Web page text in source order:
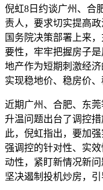
倪虹8日约谈广州、合
责人，要求切实提高
国务院决策部署上来
要性，牢牢把握房子
地产作为短期刺激经
实现稳地价、稳房价、
近期广州、合肥、东
升温问题出台了调控
此，倪虹指出，要加
强调控的针对性、实
动性，紧盯新情况新
坚决遏制投机炒房，